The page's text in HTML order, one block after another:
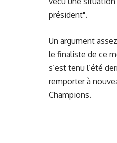
président".
Un argument
le finaliste de ce
s’est tenu l’été
remporter à
Champions.